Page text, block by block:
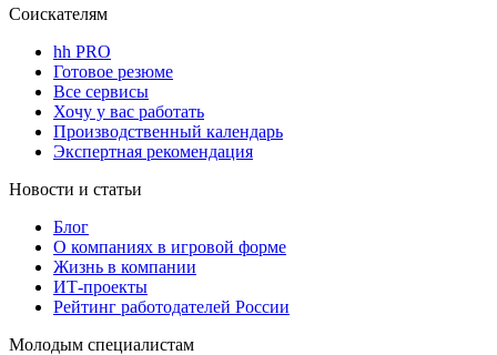
Соискателям
hh PRO
Готовое резюме
Все сервисы
Хочу у вас работать
Производственный календарь
Экспертная рекомендация
Новости и статьи
Блог
О компаниях в игровой форме
Жизнь в компании
ИТ-проекты
Рейтинг работодателей России
Молодым специалистам